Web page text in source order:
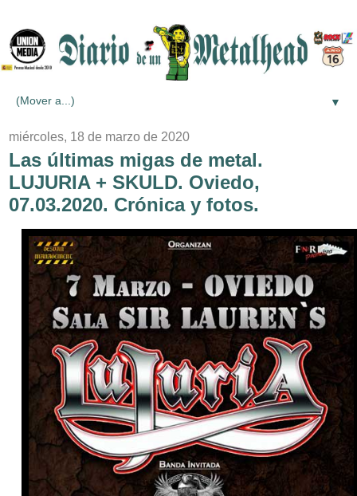
▼
miércoles, 18 de marzo de 2020
Las últimas migas de metal.
LUJURIA + SKULD. Oviedo,
07.03.2020. Crónica y fotos.